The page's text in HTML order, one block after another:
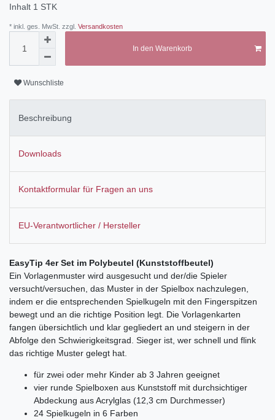
Inhalt 1 STK
* inkl. ges. MwSt. zzgl. Versandkosten
In den Warenkorb
Wunschliste
Beschreibung
Downloads
Kontaktformular für Fragen an uns
EU-Verantwortlicher / Hersteller
EasyTip 4er Set im Polybeutel (Kunststoffbeutel)
Ein Vorlagenmuster wird ausgesucht und der/die Spieler
versucht/versuchen, das Muster in der Spielbox nachzulegen,
indem er die entsprechenden Spielkugeln mit den Fingerspitzen
bewegt und an die richtige Position legt. Die Vorlagenkarten
fangen übersichtlich und klar gegliedert an und steigern in der
Abfolge den Schwierigkeitsgrad. Sieger ist, wer schnell und flink
das richtige Muster gelegt hat.
für zwei oder mehr Kinder ab 3 Jahren geeignet
vier runde Spielboxen aus Kunststoff mit durchsichtiger
Abdeckung aus Acrylglas (12,3 cm Durchmesser)
24 Spielkugeln in 6 Farben